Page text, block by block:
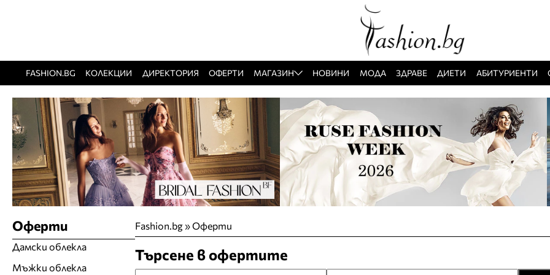
FASHION.BG КОЛЕКЦИИ ДИРЕКТОРИЯ ОФЕРТИ МАГАЗИН НОВИНИ МОДА ЗДРАВЕ ДИЕТИ АБИТУРИЕНТИ
Fashion.bg»Оферти
Търсене в офертите
Оферти
Дамски облекла
Мъжки облекла